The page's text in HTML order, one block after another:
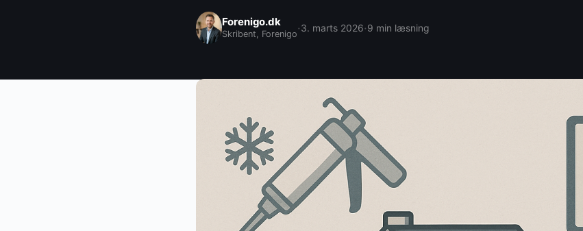
Forenigo.dk
Skribent, Forenigo·3. marts 2026·9 min læsning